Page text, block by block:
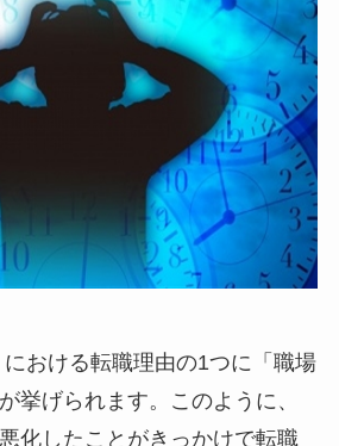
おける転職理由の1つに「職場
挙げられます。このように、
化したことがきっかけで転職